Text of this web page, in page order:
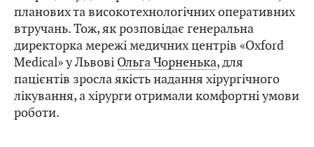
планових та високотехнологічних оперативних
втручань. Тож, як розповідає генеральна
директорка мережі медичних центрів «Oxford
Medical» у Львові Ольга Чорненька, для
пацієнтів зросла якість надання хірургічного
лікування, а хірурги отримали комфортні умови
роботи.